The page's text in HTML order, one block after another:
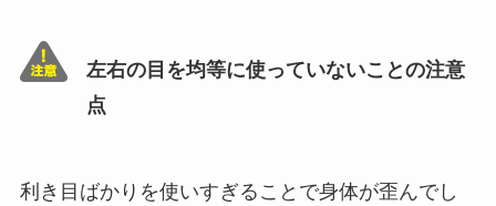
左右の目を均等に使っていないことの注意
点
利き目ばかりを使いすぎることで身体が歪んでし